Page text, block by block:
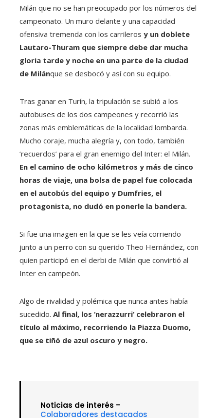
Milán que no se han preocupado por los números del
campeonato. Un muro delante y una capacidad
ofensiva tremenda con los carrileros y un doblete
Lautaro-Thuram que siempre debe dar mucha
gloria tarde y noche en una parte de la ciudad
de Milánque se desbocó y así con su equipo.
Tras ganar en Turín, la tripulación se subió a los
autobuses de los dos campeones y recorrió las
zonas más emblemáticas de la localidad lombarda.
Mucho coraje, mucha alegría y, con todo, también
‘recuerdos’ para el gran enemigo del Inter: el Milán.
En el camino de ocho kilómetros y más de cinco
horas de viaje, una bolsa de papel fue colocada
en el autobús del equipo y Dumfries, el
protagonista, no dudó en ponerle la bandera.
Si fue una imagen en la que se les veía corriendo
junto a un perro con su querido Theo Hernández, con
quien participó en el derbi de Milán que convirtió al
Inter en campeón.
Algo de rivalidad y polémica que nunca antes había
sucedido. Al final, los ‘nerazzurri’ celebraron el
título al máximo, recorriendo la Piazza Duomo,
que se tiñó de azul oscuro y negro.
Noticias de interés –
Colaboradores destacados